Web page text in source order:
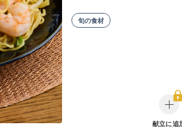
旬の食材
献立に追